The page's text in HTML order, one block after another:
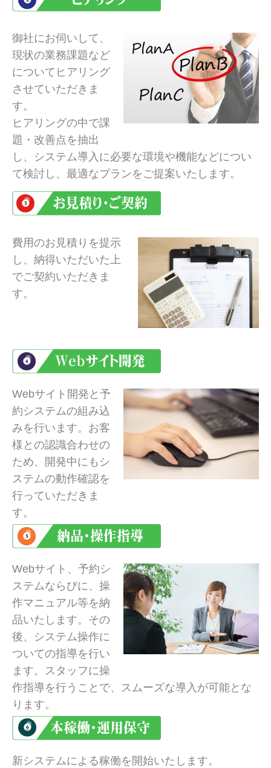
御社にお伺いして、
現状の業務課題など
についてヒアリング
させていただきま
す。
ヒアリングの中で課
題・改善点を抽出
し、システム導入に必要な環境や機能などについ
て検討し、最適なプランをご提案いたします。
費用のお見積りを提示
し、納得いただいた上
でご契約いただきま
す。
Webサイト開発と予
約システムの組み込
みを行います。お客
様との認識合わせの
ため、開発中にもシ
ステムの動作確認を
行っていただきま
す。
Webサイト、予約シ
ステムならびに、操
作マニュアル等を納
品いたします。その
後、システム操作に
ついての指導を行い
ます。スタッフに操
作指導を行うことで、スムーズな導入が可能とな
ります。
新システムによる稼働を開始いたします。